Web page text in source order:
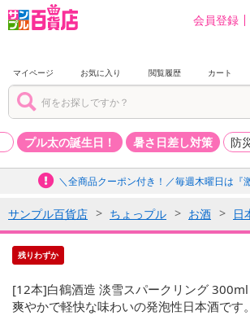
会員登録
マイページ お気に入り 閲覧履歴 カート
プル太の誕生日！ 暑さ日差し対策 防
＼全商品クーポン付き！／毎週木曜日は『
サンプル百貨店 ちょっプル お酒 日
残りわずか
[12本]白鶴酒造 淡雪スパークリング 300ml
爽やかで軽快な味わいの発泡性日本酒です。